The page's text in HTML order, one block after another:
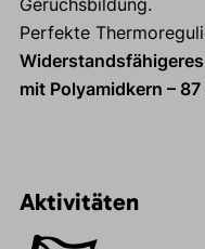
Geruchsbildung.
Perfekte
mit Polyamidkern – 87
Aktivitäten